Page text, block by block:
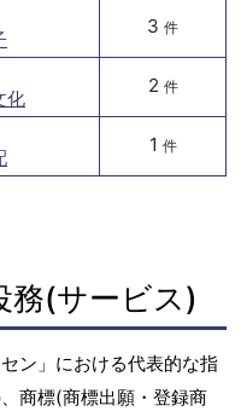
3 件
化
2 件
1 件
務(サービス)
ン」における代表的な指
商標(商標出願・登録商